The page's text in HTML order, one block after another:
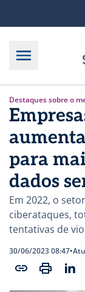
Destaques sobre o
para
dados
Em 2022, o
ciberataques,
tentativas de
30/06/2023 08:47•